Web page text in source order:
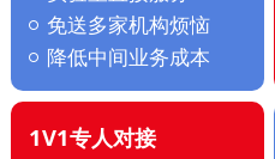
免送多家机构烦恼
降低中间业务成本
1V1专人对接